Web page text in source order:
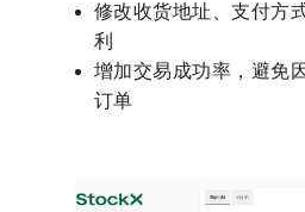
修改收货地址、支付方
利
增加交易成功率，避免
订单